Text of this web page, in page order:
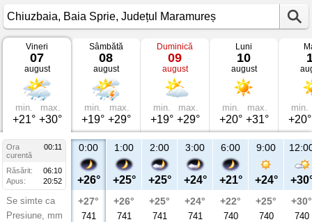
Vremea
Chiuzbaia
Baia
Sprie,
Județul
Maramureș
Vineri
07
august
min.
+21°
max.
+30°
Sâmbătă
08
august
min.
+19°
max.
+29°
Duminică
09
august
min.
+19°
max.
+29°
Luni
10
august
min.
+20°
max.
+31°
min.
+20°
Ora
00:11
curentă
Răsărit:
06:10
Apus:
20:52
Se simte ca
Presiune, mm
0:00
+26°
+27°
741
1:00
+25°
+26°
741
2:00
+25°
+25°
741
3:00
+24°
+24°
741
6:00
+21°
+22°
740
9:00
+24°
+25°
740
+30°
740